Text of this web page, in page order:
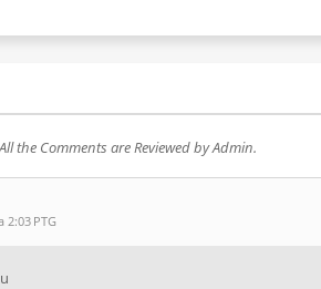
the Comments are Reviewed by Admin.
2:03 PTG